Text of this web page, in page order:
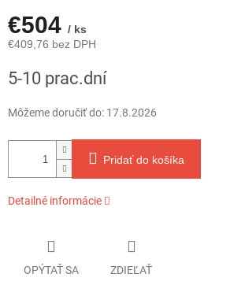
€504 / ks
€409,76 bez DPH
cena:
5-10 prac.dní
Môžeme doručiť do: 17.8.2026
Pridať do košíka
Detailné informácie
OPÝTAŤ SA ZDIEĽAŤ